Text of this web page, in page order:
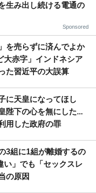
生み出し続ける電通の
Sponsored
を売らずに済んでよか
大赤字」インドネシア
た習近平の大誤算
に天皇になってほし
陛下の心を無にした...
用した政府の罪
3組に1組が離婚するの
い」でも「セックスレ
の原因